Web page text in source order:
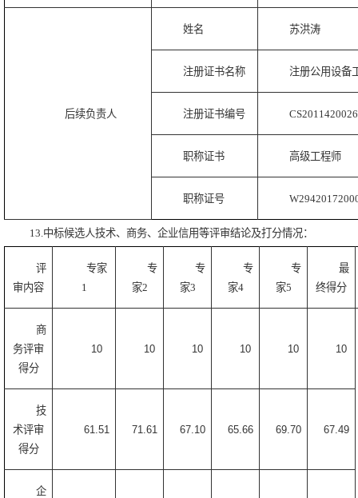
后续负责人
姓名 苏洪涛
注册证书名称 注册公用设备
注册证书编号
职称证书 高级工程师
职称证号
13.中标候选人技术、商务、企业信用等评审结论及打分情况：
评
审内容
专家
1
专
家2
专
家3
专
家4
专
家5
最
终得分
商
务评审
得分
10 10 10 10 10 10
技
术评审
得分
61.51 71.61 67.10 65.66 69.70 67.49
企